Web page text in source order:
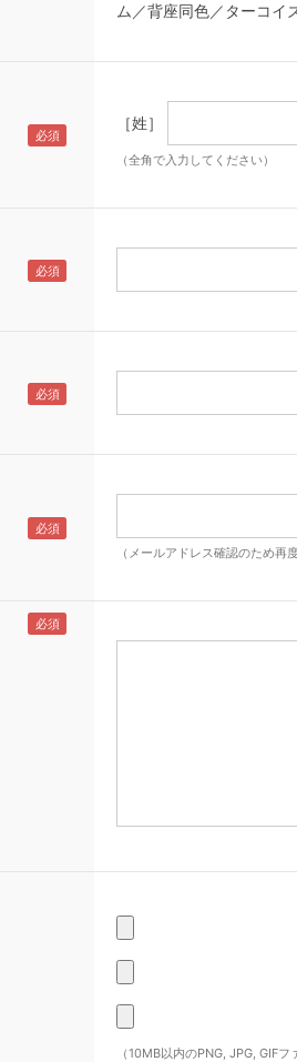
ム／背座同色／ターコイ
［姓］
（全角で入力してください）
（メールアドレス確認のため再
（10MB以内のPNG, JPG, GIF